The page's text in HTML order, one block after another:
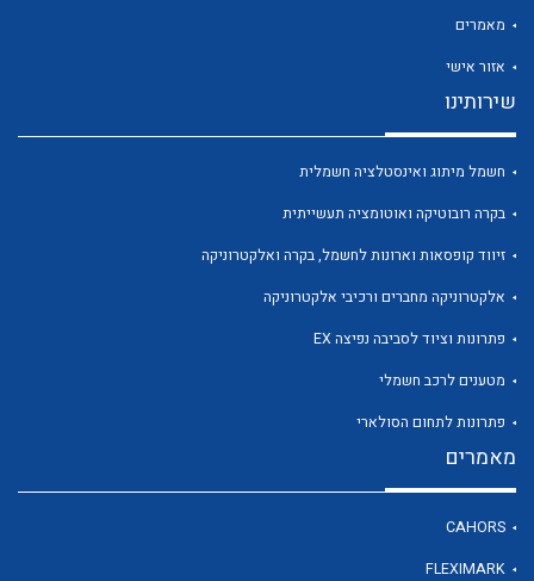
לכל מוצרי היצרן
מאמרים
אזור אישי
שירותינו
חשמל מיתוג ואינסטלציה חשמלית
בקרה רובוטיקה ואוטומציה תעשייתית
זיווד קופסאות וארונות לחשמל, בקרה ואלקטרוניקה
אלקטרוניקה מחברים ורכיבי אלקטרוניקה
פתרונות וציוד לסביבה נפיצה EX
מטענים לרכב חשמלי
פתרונות לתחום הסולארי
מאמרים
CAHORS
FLEXIMARK